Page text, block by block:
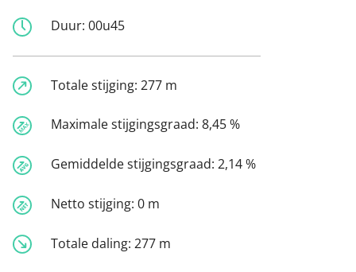
Duur: 00u45
Totale stijging: 277 m
Maximale stijgingsgraad: 8,45 %
Gemiddelde stijgingsgraad: 2,14 %
Netto stijging: 0 m
Totale daling: 277 m